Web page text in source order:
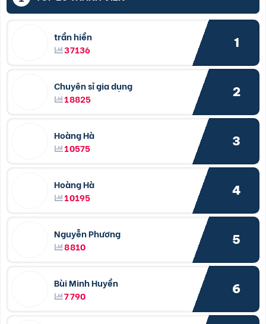
trần hiền
37136
1
Chuyên sỉ gia dụng
18825
2
Hoàng Hà
10575
3
Hoàng Hà
10195
4
Nguyễn Phương
8810
5
Bùi Minh Huyền
7790
6